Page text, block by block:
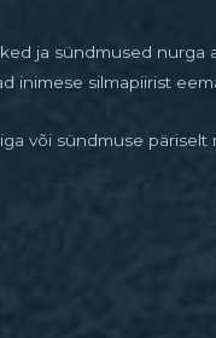
ja sündmused nurga
inimese silmapiirist
või sündmuse päriselt